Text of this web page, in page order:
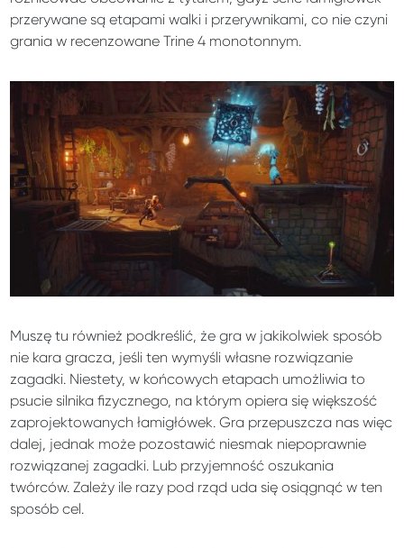
przerywane są etapami walki i przerywnikami, co nie czyni
grania w recenzowane Trine 4 monotonnym.
Muszę tu również podkreślić, że gra w jakikolwiek sposób
nie kara gracza, jeśli ten wymyśli własne rozwiązanie
zagadki. Niestety, w końcowych etapach umożliwia to
psucie silnika fizycznego, na którym opiera się większość
zaprojektowanych łamigłówek. Gra przepuszcza nas więc
dalej, jednak może pozostawić niesmak niepoprawnie
rozwiązanej zagadki. Lub przyjemność oszukania
twórców. Zależy ile razy pod rząd uda się osiągnąć w ten
sposób cel.